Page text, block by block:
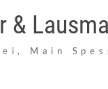
&
Main